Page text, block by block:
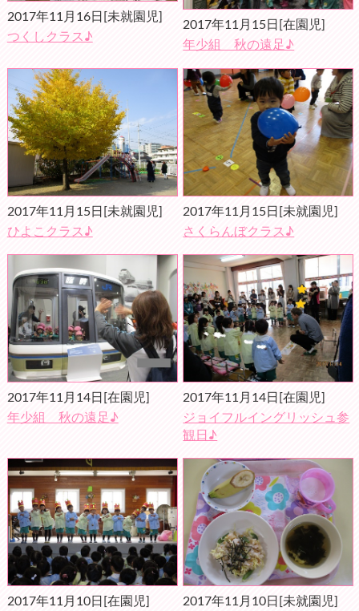
2017年11月16日 [未就園児]
つくしクラス♪
2017年11月15日 [在園児]
年少組 秋の遠足♪
2017年11月15日 [未就園児]
ひよこクラス♪
2017年11月15日 [未就園児]
さくらんぼクラス♪
2017年11月14日 [在園児]
年少組 秋の遠足♪
2017年11月14日 [在園児]
ジョイフルイングリッシュ参
観日♪
2017年11月10日 [在園児]
2017年11月10日 [未就園児]